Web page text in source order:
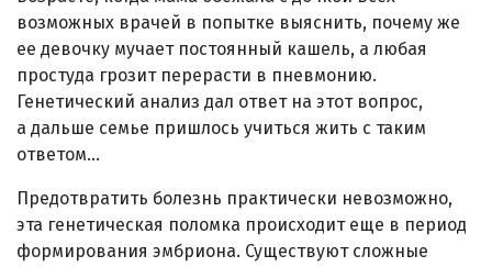
возможных врачей в попытке выяснить, почему же
ее девочку мучает постоянный кашель, а любая
простуда грозит перерасти в пневмонию.
Генетический анализ дал ответ на этот вопрос,
а дальше семье пришлось учиться жить с таким
ответом...
Предотвратить болезнь практически невозможно,
эта генетическая поломка происходит еще в период
формирования эмбриона. Существуют сложные